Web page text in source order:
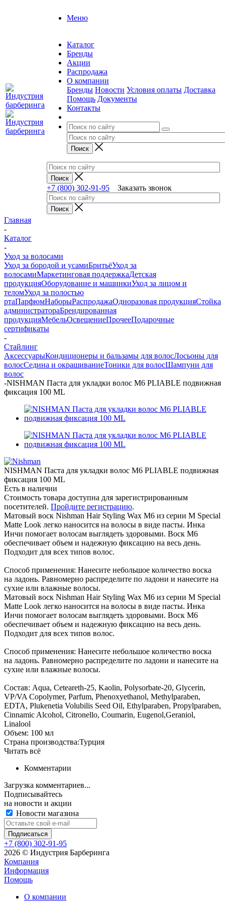
Меню
Каталог
Бренды
Акции
Распродажа
О компании
Бренды Новости Условия оплаты Доставка
Помощь Документы
Контакты
+7 (800) 302-91-95 Заказать звонок
Главная
-
Каталог
-
Уход за волосами
Уход за бородой и усамиБритьёУход за
волосамиМаркетинговая поддержкаДетская
продукцияОборудование и машинкиУход за лицом и
теломУход за полостью
ртаПарфюмНаборыРаспродажаОдноразовая продукцияСтойка
администратораБрендированная
продукцияМебельОсвещениеПрочееПодарочные
сертификаты
-
Стайлинг
АксессуарыКондиционеры и бальзамы для волосЛосьоны для
волосСедина и окрашиваниеТоники для волосШампуни для
волос
-NISHMAN Паста для укладки волоc M6 PLIABLE подвижная
фиксация 100 ML
NISHMAN Паста для укладки волоc M6 PLIABLE подвижная
фиксация 100 ML
Есть в наличии
Стоимость товара доступна для зарегистрированным
посетителей. Пройдите регистрацию.
Матовый воск Nishman Hair Styling Wax M6 из серии M Special
Matte Look легко наносится на волосы в виде пасты. Инка
Инчи помогает волосам выглядеть здоровыми. Воск M6
обеспечивает объем и надежную фиксацию на весь день.
Подходит для всех типов волос.
Способ применения: Нанесите небольшое количество воска
на ладонь. Равномерно распределите по ладони и нанесите на
сухие или влажные волосы.
Матовый воск Nishman Hair Styling Wax M6 из серии M Special
Matte Look легко наносится на волосы в виде пасты. Инка
Инчи помогает волосам выглядеть здоровыми. Воск M6
обеспечивает объем и надежную фиксацию на весь день.
Подходит для всех типов волос.
Способ применения: Нанесите небольшое количество воска
на ладонь. Равномерно распределите по ладони и нанесите на
сухие или влажные волосы.
Состав: Aqua, Ceteareth-25, Kaolin, Polysorbate-20, Glycerin,
VP/VA Copolymer, Parfum, Phenoxyethanol, Methylparaben,
EDTA, Plukenetia Volubilis Seed Oil, Ethylparaben, Propylparaben,
Cinnamic Alcohol, Citronello, Coumarin, Eugenol,Geraniol,
Linalool
Объем: 100 мл
Страна производства:Турция
Читать всё
Комментарии
Загрузка комментариев...
Подписывайтесь
на новости и акции
Новости магазина
+7 (800) 302-91-95
2026 © Индустрия Барберинга
Компания
Информация
Помощь
О компании